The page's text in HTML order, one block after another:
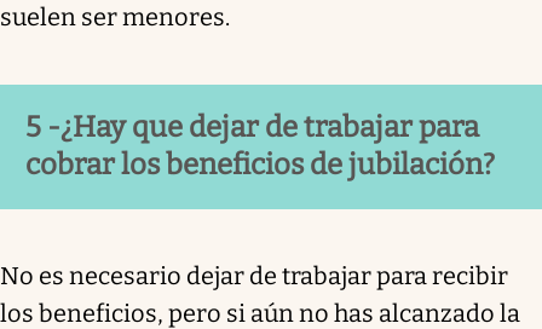
suelen ser menores.
5 -¿Hay que dejar de trabajar para
cobrar los beneficios de jubilación?
No es necesario dejar de trabajar para recibir
los beneficios, pero si aún no has alcanzado la